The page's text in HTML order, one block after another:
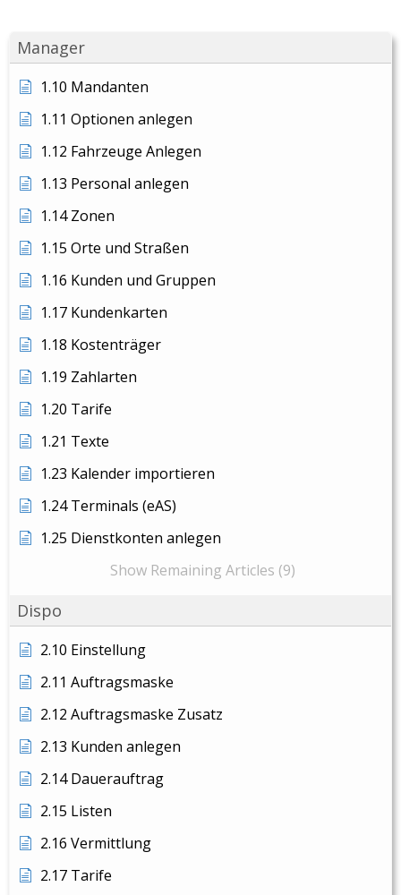
Manager
1.10 Mandanten
1.11 Optionen anlegen
1.12 Fahrzeuge Anlegen
1.13 Personal anlegen
1.14 Zonen
1.15 Orte und Straßen
1.16 Kunden und Gruppen
1.17 Kundenkarten
1.18 Kostenträger
1.19 Zahlarten
1.20 Tarife
1.21 Texte
1.23 Kalender importieren
1.24 Terminals (eAS)
1.25 Dienstkonten anlegen
Show Remaining Articles (9)
Dispo
2.10 Einstellung
2.11 Auftragsmaske
2.12 Auftragsmaske Zusatz
2.13 Kunden anlegen
2.14 Dauerauftrag
2.15 Listen
2.16 Vermittlung
2.17 Tarife